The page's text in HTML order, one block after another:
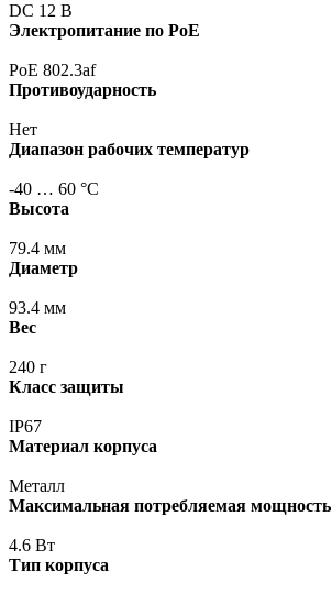
DC 12 В
Электропитание по PoE
PoE 802.3af
Противоударность
Нет
Диапазон рабочих температур
-40 … 60 °С
Высота
79.4 мм
Диаметр
93.4 мм
Вес
240 г
Класс защиты
IP67
Материал корпуса
Металл
Максимальная потребляемая мощность
4.6 Вт
Тип корпуса